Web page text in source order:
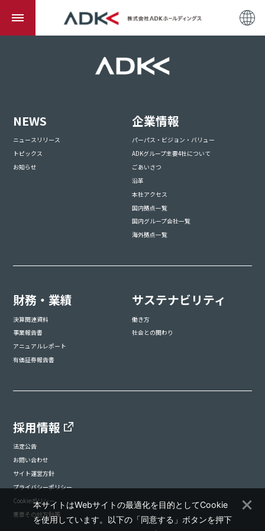
NEWS
ニュースリリース
トピックス
お知らせ
企業情報
パーパス・ビジョン・バリュー
ADKグループ主要4社について
ごあいさつ
沿革
本社アクセス
国内拠点一覧
国内グループ会社一覧
海外拠点一覧
財務・業績
決算関連資料
事業報告書
アニュアルレポート
有価証券報告書
サステナビリティ
働き方
社会との関わり
採用情報
法定公告
お問い合わせ
サイト運営方針
プライバシーポリシー
Cookieポリシー
憲章その他方針等
本サイトはWebサイトの最適化を目的としてCookie
を使用しています。以下の「同意する」ボタンを押下